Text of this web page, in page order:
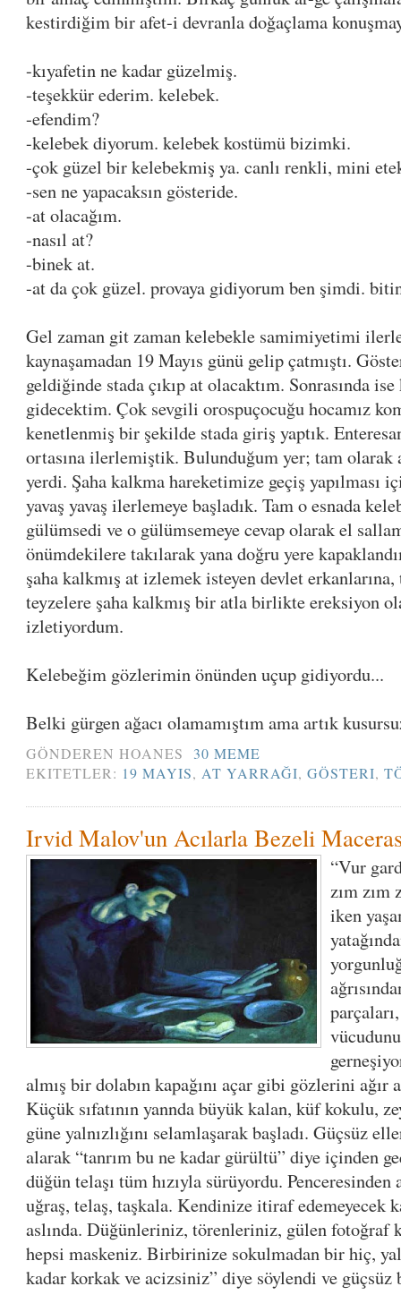
kestirdiğim bir afet-i devranla doğaçlama
-kıyafetin ne kadar güzelmiş.
-teşekkür ederim. kelebek.
-efendim?
-kelebek diyorum. kelebek kostümü bizimki.
-çok güzel bir kelebekmiş ya. canlı renkli, mini
-sen ne yapacaksın gösteride.
-at olacağım.
-nasıl at?
-binek at.
-at da çok güzel. provaya gidiyorum ben şimdi.
Gel zaman git zaman kelebekle samimiyetimi
kaynaşamadan 19 Mayıs günü gelip çatmıştı.
geldiğinde stada çıkıp at olacaktım. Sonrasında
gidecektim. Çok sevgili orospuçocuğu hocamız
kenetlenmiş bir şekilde stada giriş yaptık.
ortasına ilerlemiştik. Bulunduğum yer; tam olarak
yerdi. Şaha kalkma hareketimize geçiş yapılması
yavaş yavaş ilerlemeye başladık. Tam o esnada
gülümsedi ve o gülümsemeye cevap olarak el
önümdekilere takılarak yana doğru yere
şaha kalkmış at izlemek isteyen devlet
teyzelere şaha kalkmış bir atla birlikte ereksiyon
izletiyordum.
Kelebeğim gözlerimin önünden uçup gidiyordu...
Belki gürgen ağacı olamamıştım ama artık
GÖNDERENHOANES
30 MEME
EKITETLER: 19 MAYIS, AT YARRAĞI,GÖSTERI,
Irvid Malov'un Acılarla Bezeli
“Vur
zım zım
iken
almış bir dolabın kapağını açar gibi gözlerini ağır
Küçük sıfatının yannda büyük kalan, küf kokulu,
güne yalnızlığını selamlaşarak başladı. Güçsüz
alarak “tanrım bu ne kadar gürültü” diye içinden
düğün telaşı tüm hızıyla sürüyordu.
uğraş, telaş, taşkala. Kendinize itiraf edemeyecek
aslında. Düğünleriniz, törenleriniz, gülen
hepsi maskeniz. Birbirinize sokulmadan bir hiç,
kadar korkak ve acizsiniz” diye söylendi ve güçsüz